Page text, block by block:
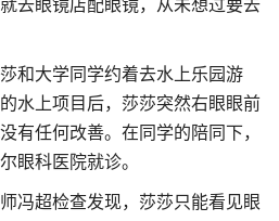
去眼镜店配眼镜，从未想过要去
和大学同学约着去水上乐园游
水上项目后，莎莎突然右眼眼前
有任何改善。在同学的陪同下，
眼科医院就诊。
冯超检查发现，莎莎只能看见眼